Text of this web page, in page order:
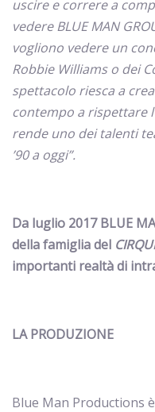
uscire e correre a
vedere BLUE MAN
vogliono vedere un
Robbie Williams o dei
spettacolo riesca a
contempo a rispettare
rende uno dei talenti
’90 a oggi”.
Da luglio 2017BLUE
della famiglia del
importanti realtà di
LA PRODUZIONE
Blue Man Productions